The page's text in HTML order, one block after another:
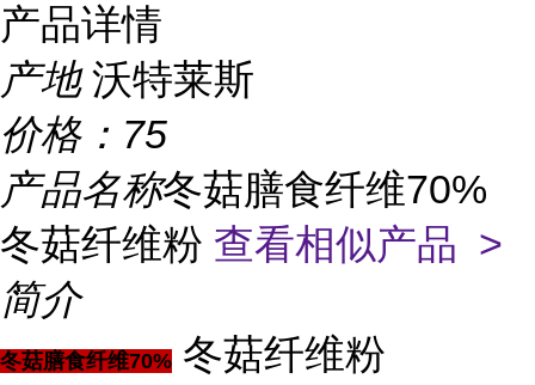
产品详情
产地 沃特莱斯
价格： 75
产品名称冬菇膳食纤维70%
冬菇纤维粉 查看相似产品 >
简介
冬菇膳食纤维70% 冬菇纤维粉